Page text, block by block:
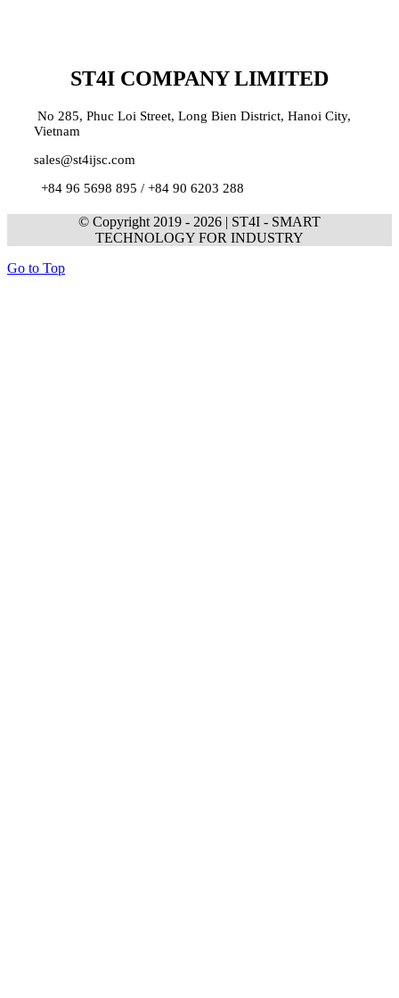
ST4I COMPANY LIMITED
No 285, Phuc Loi Street, Long Bien District, Hanoi City,
Vietnam
sales@st4ijsc.com
+84 96 5698 895 / +84 90 6203 288
© Copyright 2019 - 2026 | ST4I - SMART
TECHNOLOGY FOR INDUSTRY
Go to Top